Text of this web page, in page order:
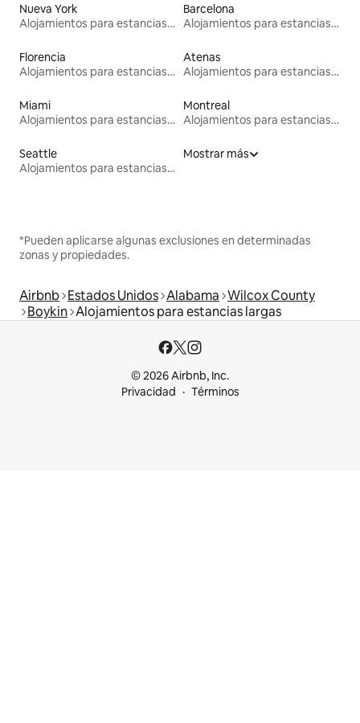
Nueva York
Alojamientos para estancias largas
Barcelona
Alojamientos para estancias largas
Florencia
Alojamientos para estancias largas
Atenas
Alojamientos para estancias largas
Miami
Alojamientos para estancias largas
Montreal
Alojamientos para estancias largas
Seattle
Alojamientos para estancias largas
Mostrar más
*Pueden aplicarse algunas exclusiones en determinadas
zonas y propiedades.
Airbnb Estados Unidos Alabama Wilcox County
Boykin Alojamientos para estancias largas
© 2026 Airbnb, Inc.
Privacidad
Términos